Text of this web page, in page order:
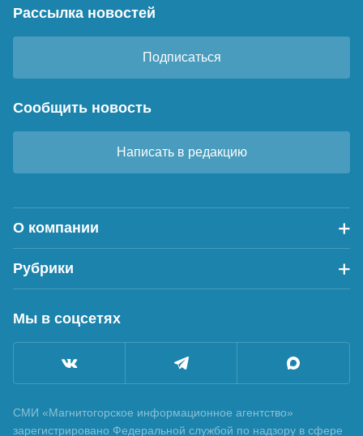
Рассылка новостей
Подписаться
Сообщить новость
Написать в редакцию
О компании
Рубрики
Мы в соцсетях
СМИ «Магнитогорское информационное агентство»
зарегистрировано Федеральной службой по надзору в сфере